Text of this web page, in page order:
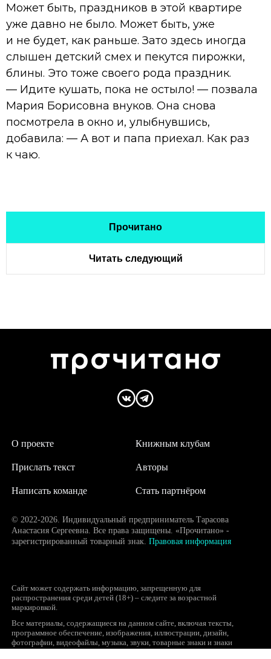
Может быть, праздников в этой квартире
уже давно не было. Может быть, уже
и не будет, как раньше. Зато здесь иногда
слышен детский смех и пекутся пирожки,
блины. Это тоже своего рода праздник.
— Идите кушать, пока не остыло! — позвала
Мария Борисовна внуков. Она снова
посмотрела в окно и, улыбнувшись,
добавила: — А вот и папа приехал. Как раз
к чаю.
Прочитано
Читать следующий
О проекте
Написать команде
Авторы
Прислать текст
Книжным клубам
Стать партнёром
© 2022-2026. Индивидуальный предприниматель Тарасова
Анастасия Сергеевна. Все права защищены. «Прочитано» -
зарегистрированный товарный знак. Правовая информация
Сайт может содержать информацию, запрещенную для
распространения среди детей (18+) – следите за возрастной
маркировкой.
Все материалы, содержащиеся на данном сайте, включая тексты,
программное обеспечение, изображения, иллюстрации, дизайн,
фотографии, видеофайлы, музыка, звуки, товарные знаки и знаки